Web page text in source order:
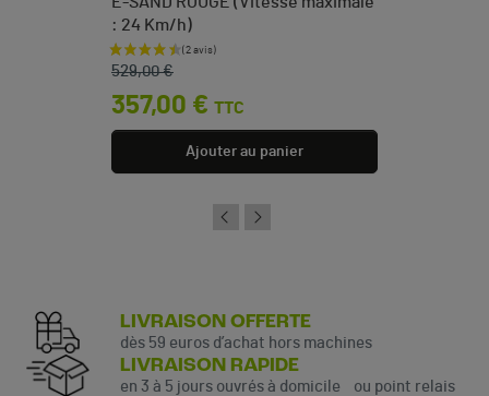
: 24 Km/h)
Prix de base
529,00 €
Prix
357,00 € TTC
Ajouter au panier
LIVRAISON OFFERTE
dès 59 euros d’achat hors machines
LIVRAISON RAPIDE
en 3 à 5 jours ouvrés à domicile ou point relais